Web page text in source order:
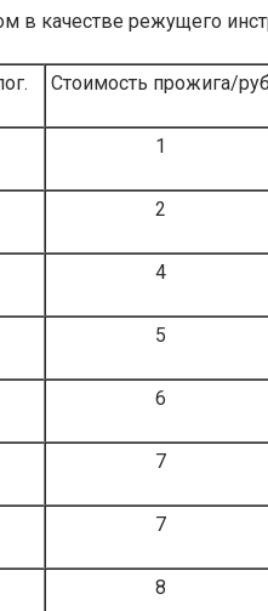
в качестве режущего
Стоимость прожига/руб
1
2
4
5
6
7
7
8